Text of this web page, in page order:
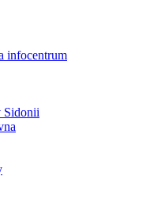
infocentrum
Sidonii